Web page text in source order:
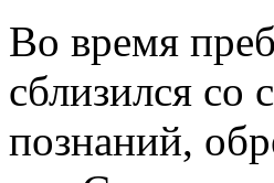
Во время
сблизился
познаний,